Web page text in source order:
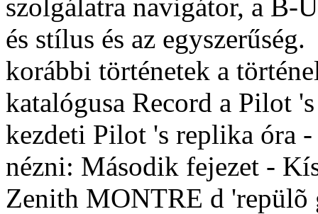
szolgálatra navigátor, a B-
és stílus és az egyszerűség.
korábbi történetek a
katalógusa Record a Pilot
kezdeti Pilot 's replika óra
nézni: Második fejezet -
Zenith MONTRE d 'repülõ